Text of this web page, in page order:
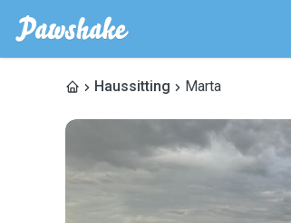
Haussitting Marta